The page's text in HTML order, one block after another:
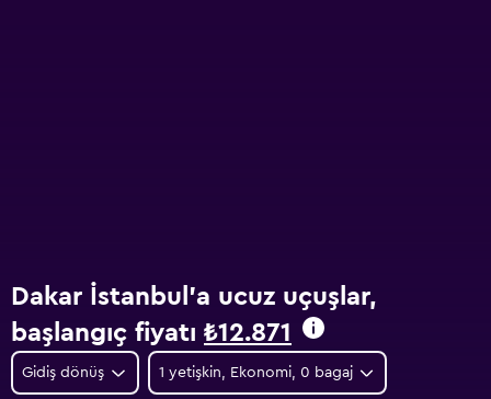
Dakar İstanbul'a ucuz uçuşlar,
başlangıç fiyatı ₺12.871
Gidiş dönüş 1 yetişkin, Ekonomi, 0 bagaj